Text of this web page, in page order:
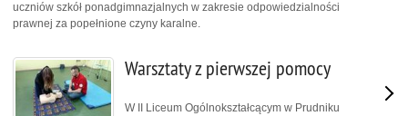
uczniów szkół ponadgimnazjalnych w zakresie odpowiedzialności
prawnej za popełnione czyny karalne.
Warsztaty z pierwszej pomocy
W II Liceum Ogólnokształcącym w Prudniku